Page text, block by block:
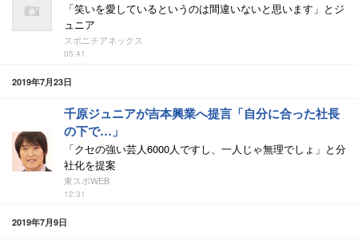
「笑いを愛しているというのは間違いないと思います」とジ
ュニア
スポニチアネックス
05:41
2019年7月23日
千原ジュニアが吉本興業へ提言「自分に合った社長
の下で…」
「クセの強い芸人6000人ですし、一人じゃ無理でしょ」と分
社化を提案
東スポWEB
12:31
2019年7月9日